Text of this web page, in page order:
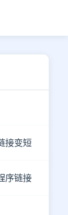
接变短
序链接